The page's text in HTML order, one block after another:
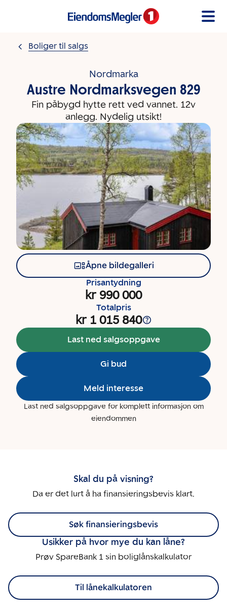
Boliger til salgs
Nordmarka
Austre Nordmarksvegen 829
Fin påbygd hytte rett ved vannet. 12v
anlegg. Nydelig utsikt!
Åpne bildegalleri
Prisantydning
kr 990 000
Totalpris
kr 1 015 840
Last ned salgsoppgave
Gi bud
Meld interesse
Last ned salgsoppgave for komplett informasjon om
eiendommen
Skal du på visning?
Da er det lurt å ha finansieringsbevis klart.
Søk finansieringsbevis
Usikker på hvor mye du kan låne?
Prøv SpareBank 1 sin boliglånskalkulator
Til lånekalkulatoren